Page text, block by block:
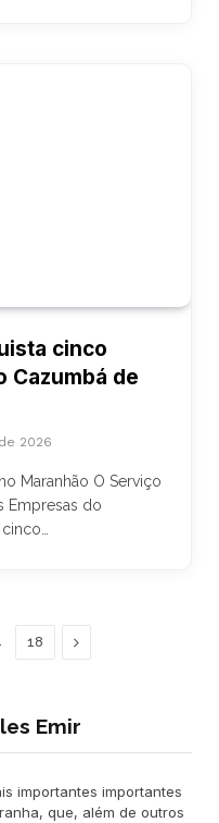
cinco
Cazumbá de
2026
Maranhão O Serviço
Empresas do
18 Next
Emir
importantes importantes
que, além de outros